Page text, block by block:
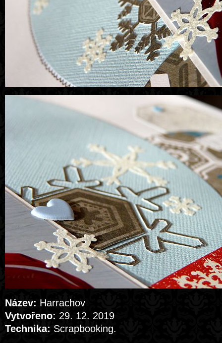
Název: Harrachov
Vytvořeno: 29. 12. 2019
Technika: Scrapbooking.